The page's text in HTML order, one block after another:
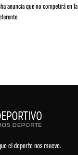
anuncia que no competirá en la
el deporte nos mueve.